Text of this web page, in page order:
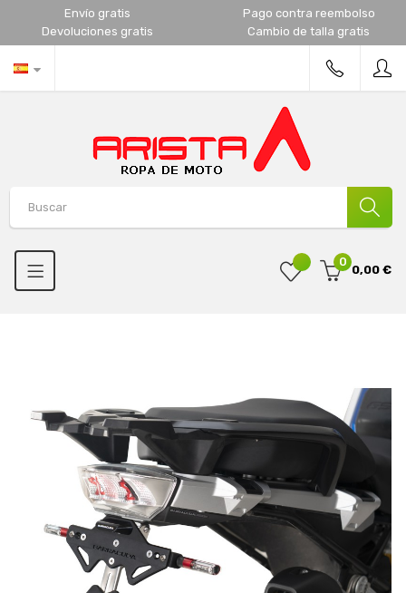
Envío gratis
Pago contra reembolso
Devoluciones gratis
Cambio de talla gratis
0
0,00 €